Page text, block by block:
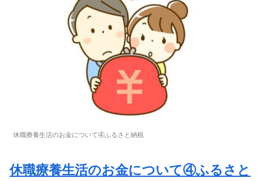
休職療養生活のお金について④ふるさと納税
休職療養生活のお金について④ふるさと